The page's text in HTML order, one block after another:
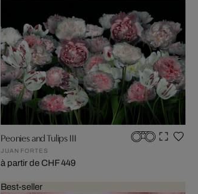
Peonies and Tulips III
JUAN FORTES
à partir de CHF 449
Best-seller